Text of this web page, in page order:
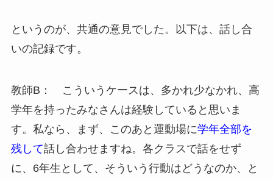
というのが、共通の意見でした。以下は、話し合
いの記録です。
教師B： こういうケースは、多かれ少なかれ、高
学年を持ったみなさんは経験していると思いま
す。私なら、まず、このあと運動場に学年全部を
残して話し合わせますね。各クラスで話をせず
に、6年生として、そういう行動はどうなのか、と